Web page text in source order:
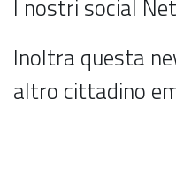
I nostri social
Inoltra questa
altro cittadino